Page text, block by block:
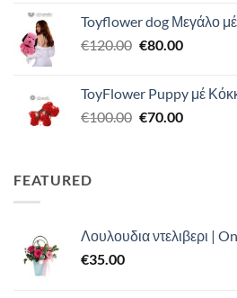
was:
€120.00.
τιμή
Toyflower dog Μεγάλο
€120.00 Original
€120.00.
€80.00Η
είναι:
€80.00.
ToyFlower Puppy μέ
€100.00 Original
€70.00Η
FEATURED
Λουλουδια ντελιβερι |
€35.00